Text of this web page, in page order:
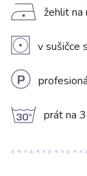
D žehlit na
V v sušičce
L
g prát na